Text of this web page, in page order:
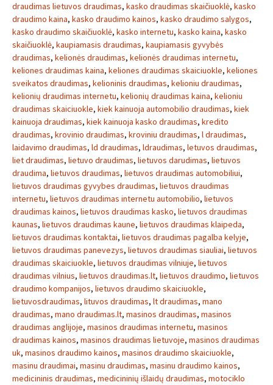
draudimas lietuvos draudimas, kasko draudimas skaičiuoklė, kasko
draudimo kaina, kasko draudimo kainos, kasko draudimo salygos,
kasko draudimo skaičiuoklė, kasko internetu, kasko kaina, kasko
skaičiuoklė, kaupiamasis draudimas, kaupiamasis gyvybės
draudimas, kelionės draudimas, kelionės draudimas internetu,
keliones draudimas kaina, keliones draudimas skaiciuokle, keliones
sveikatos draudimas, kelioninis draudimas, kelioniu draudimas,
kelionių draudimas internetu, kelionių draudimas kaina, kelioniu
draudimas skaiciuokle, kiek kainuoja automobilio draudimas, kiek
kainuoja draudimas, kiek kainuoja kasko draudimas, kredito
draudimas, krovinio draudimas, kroviniu draudimas, l draudimas,
laidavimo draudimas, ld draudimas, ldraudimas, letuvos draudimas,
liet draudimas, lietuvo draudimas, lietuvos darudimas, lietuvos
draudima, lietuvos draudimas, lietuvos draudimas automobiliui,
lietuvos draudimas gyvybes draudimas, lietuvos draudimas
internetu, lietuvos draudimas internetu automobilio, lietuvos
draudimas kainos, lietuvos draudimas kasko, lietuvos draudimas
kaunas, lietuvos draudimas kaune, lietuvos draudimas klaipeda,
lietuvos draudimas kontaktai, lietuvos draudimas pagalba kelyje,
lietuvos draudimas panevezys, lietuvos draudimas siauliai, lietuvos
draudimas skaiciuokle, lietuvos draudimas vilniuje, lietuvos
draudimas vilnius, lietuvos draudimas.lt, lietuvos draudimo, lietuvos
draudimo kompanijos, lietuvos draudimo skaiciuokle,
lietuvosdraudimas, lituvos draudimas, lt draudimas, mano
draudimas, mano draudimas.lt, masinos draudimas, masinos
draudimas anglijoje, masinos draudimas internetu, masinos
draudimas kainos, masinos draudimas lietuvoje, masinos draudimas
uk, masinos draudimo kainos, masinos draudimo skaiciuokle,
masinu draudimai, masinu draudimas, masinu draudimo kainos,
medicininis draudimas, medicininių išlaidų draudimas, motociklo